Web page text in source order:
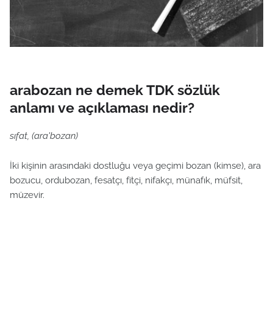
arabozan ne demek TDK sözlük
anlamı ve açıklaması nedir?
sıfat, (ara'bozan)
İki kişinin arasındaki dostluğu veya geçimi bozan (kimse), ara
bozucu, ordubozan, fesatçı, fitçi, nifakçı, münafık, müfsit,
müzevir.